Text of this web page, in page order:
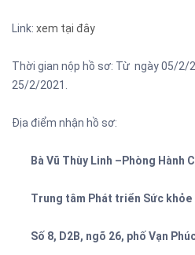
Link: xem tại đây
Thời gian nộp hồ sơ: Từ ngày 05/
25/2/2021.
Địa điểm nhận hồ sơ:
Bà Vũ Thùy Linh –Phòng Hành
Trung tâm Phát triển Sức khỏe
Số 8, D2B, ngõ 26, phố Vạn